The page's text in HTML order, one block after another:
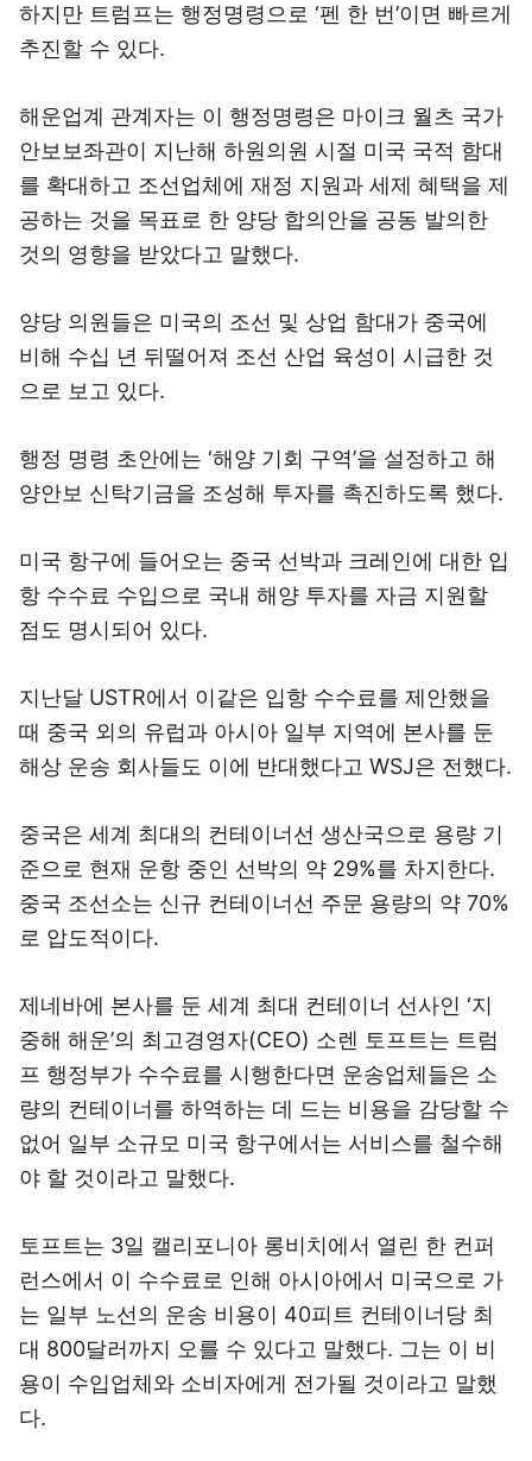
하지만 트럼프는 행정명령으로 ‘펜 한 번’이면 빠르게
추진할 수 있다.
해운업계 관계자는 이 행정명령은 마이크 월츠 국가
안보보좌관이 지난해 하원의원 시절 미국 국적 함대
를 확대하고 조선업체에 재정 지원과 세제 혜택을 제
공하는 것을 목표로 한 양당 합의안을 공동 발의한
것의 영향을 받았다고 말했다.
양당 의원들은 미국의 조선 및 상업 함대가 중국에
비해 수십 년 뒤떨어져 조선 산업 육성이 시급한 것
으로 보고 있다.
행정 명령 초안에는 ‘해양 기회 구역’을 설정하고 해
양안보 신탁기금을 조성해 투자를 촉진하도록 했다.
미국 항구에 들어오는 중국 선박과 크레인에 대한 입
항 수수료 수입으로 국내 해양 투자를 자금 지원할
점도 명시되어 있다.
지난달 USTR에서 이같은 입항 수수료를 제안했을
때 중국 외의 유럽과 아시아 일부 지역에 본사를 둔
해상 운송 회사들도 이에 반대했다고 WSJ은 전했다.
중국은 세계 최대의 컨테이너선 생산국으로 용량 기
준으로 현재 운항 중인 선박의 약 29%를 차지한다.
중국 조선소는 신규 컨테이너선 주문 용량의 약 70%
로 압도적이다.
제네바에 본사를 둔 세계 최대 컨테이너 선사인 ‘지
중해 해운’의 최고경영자(CEO) 소렌 토프트는 트럼
프 행정부가 수수료를 시행한다면 운송업체들은 소
량의 컨테이너를 하역하는 데 드는 비용을 감당할 수
없어 일부 소규모 미국 항구에서는 서비스를 철수해
야 할 것이라고 말했다.
토프트는 3일 캘리포니아 롱비치에서 열린 한 컨퍼
런스에서 이 수수료로 인해 아시아에서 미국으로 가
는 일부 노선의 운송 비용이 40피트 컨테이너당 최
대 800달러까지 오를 수 있다고 말했다. 그는 이 비
용이 수입업체와 소비자에게 전가될 것이라고 말했
다.